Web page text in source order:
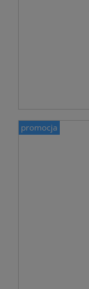
promocja